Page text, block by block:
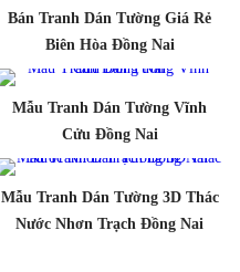
Bán Tranh Dán Tường Giá Rẻ
Biên Hòa Đồng Nai
Mẫu Tranh Dán Tường Vĩnh
Cửu Đồng Nai
Mẫu Tranh Dán Tường 3D Thác
Nước Nhơn Trạch Đồng Nai